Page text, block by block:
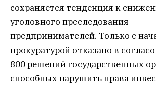
сохраняется тенденция к
уголовного преследования
предпринимателей. Только с
прокуратурой отказано в
800 решений государственных
способных нарушить права